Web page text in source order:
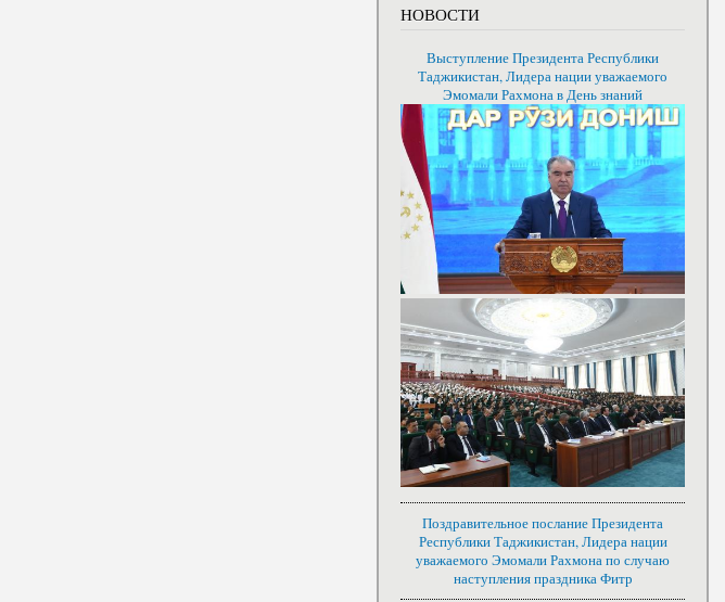
НОВОСТИ
Выступление Президента Республики
Таджикистан, Лидера нации уважаемого
Эмомали Рахмона в День знаний
Поздравительное послание Президента
Республики Таджикистан, Лидера нации
уважаемого Эмомали Рахмона по случаю
наступления праздника Фитр